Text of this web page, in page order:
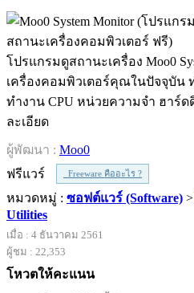
โปรแกรมดูสถานะเครื่อง Moo0
เครื่องคอมพิวเตอร์คุณในปัจจุบัน
ทำงาน CPU หน่วยความจำ ฮาร์ด
ละเอียด
ผู้พัฒนา : Moo0
ฟรีแวร์
Freeware คืออะไร ?
หมวดหมู่ : ซอฟต์แวร์ (Software) >
Utilities
เมื่อ : 4 ธันวาคม 2561
ผู้ชม : 22,353
โหวตให้คะแนน